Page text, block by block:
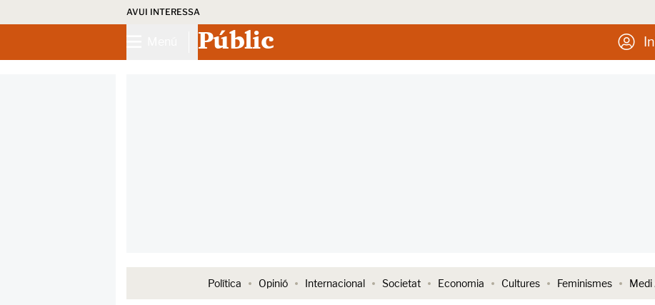
AVUI INTERESSA
Públic
Política Opinió Internacional Societat Economia Cultures Feminismes Medi